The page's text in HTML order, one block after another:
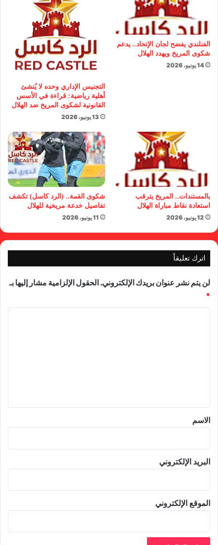
الفنلندي يفضح لجان الإتحاد.. يدعم
شكوى المريخ ويهدد الهلال
14 يونيو، 2026
التجنيس الإداري وحده لا يُنشئ
أهلية رياضية: قراءة في الأسس
القانونية لشكوى المريخ ضد الهلال
13 يونيو، 2026
بالمستندات.. المريخ يترقب
استعادة نقاط مباراة الهلال
12 يونيو، 2026
شكوى القمة.. (الرد كاسل) تكشف
تفاصيل خدعة مريخية للهلال
11 يونيو، 2026
اترك تعليقاً
لن يتم نشر عنوان بريدك الإلكتروني. الحقول الإلزامية مشار إليها بـ
*
*
الاسم
البريد الإلكتروني
الموقع الإلكتروني